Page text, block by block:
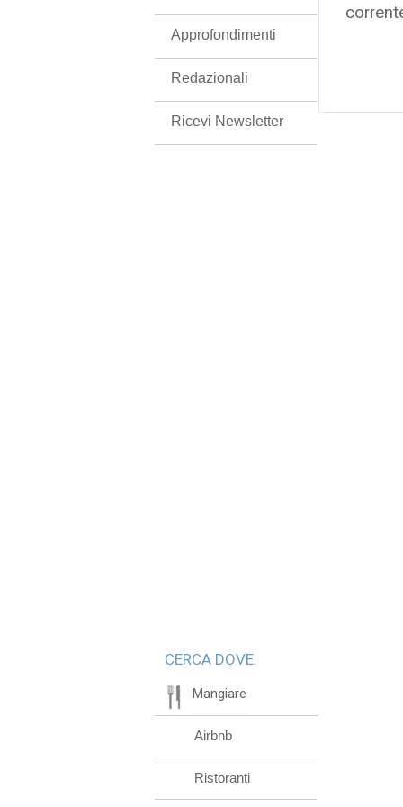
Approfondimenti
Redazionali
Ricevi Newsletter
CERCA DOVE:
Mangiare
Airbnb
Ristoranti